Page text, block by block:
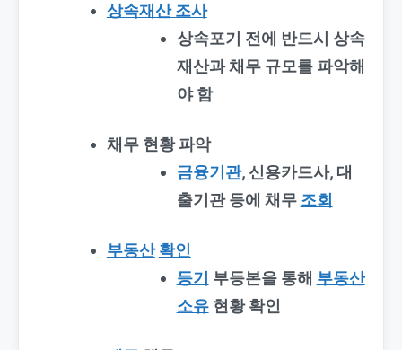
상속재산 조사
상속포기 전에 반드시 상속
재산과 채무 규모를 파악해
야 함
채무 현황 파악
금융기관, 신용카드사, 대
출기관 등에 채무 조회
부동산 확인
등기 부등본을 통해 부동산
소유현황 확인